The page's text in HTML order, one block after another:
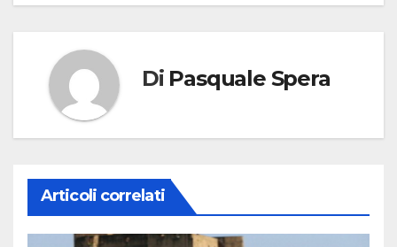
Di Pasquale Spera
Articoli correlati